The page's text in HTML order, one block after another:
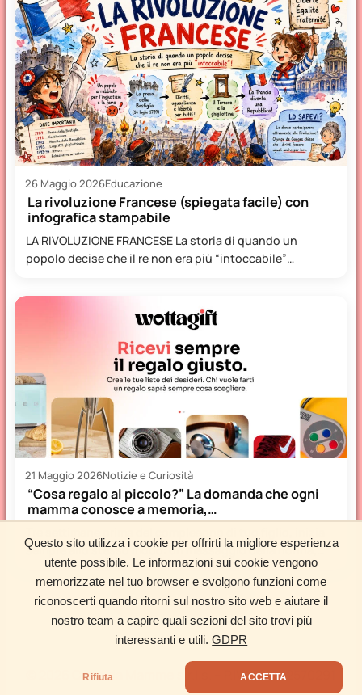
Questo sito utilizza i cookie per offrirti la migliore esperienza
utente possibile. Le informazioni sui cookie vengono
memorizzate nel tuo browser e svolgono funzioni come
riconoscerti quando ritorni sul nostro sito web e aiutare il
nostro team a capire quali sezioni del sito trovi più
interessanti e utili. GDPR
Rifiuta ACCETTA
26 Maggio 2026Educazione
La rivoluzione Francese (spiegata facile) con
infografica stampabile
LA RIVOLUZIONE FRANCESE La storia di quando un
popolo decise che il re non era più “intoccabile”
21 Maggio 2026Notizie e Curiosità
“Cosa regalo al piccolo?” La domanda che ogni
mamma conosce a memoria,…
sempre allo stesso modo: un messaggio della nonna,
uno…
Carica altri articoli
2026 Cose da Mamme s.r.l.s. – P.IVA: 01552570291